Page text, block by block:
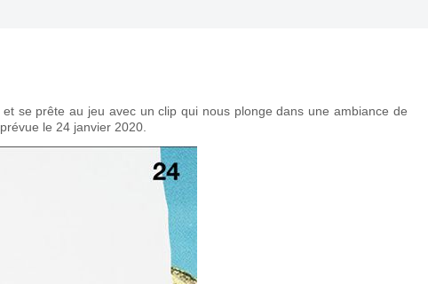
et se prête au jeu avec un clip qui nous plonge dans une ambiance de
prévue le 24 janvier 2020.